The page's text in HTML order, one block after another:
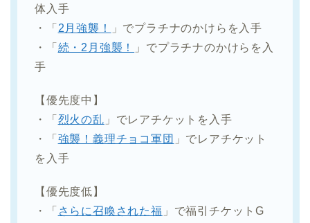
体入手
・「 2月強襲！
」でプラチナのかけらを入手
・「 続・2月強襲！
」でプラチナのかけらを入
手
【優先度中】
・「 烈火の乱 」でレアチケットを入手
・「 強襲！義理チョコ軍団 」でレアチケット
を入手
【優先度低】
・「 さらに召喚された福 」で福引チケットG